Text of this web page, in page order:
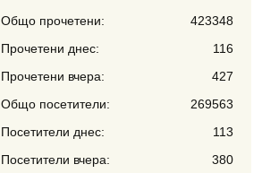
423348
Общо прочетени:
116
Прочетени днес:
427
Прочетени вчера:
269563
Общо посетители:
113
Посетители днес:
380
Посетители вчера: